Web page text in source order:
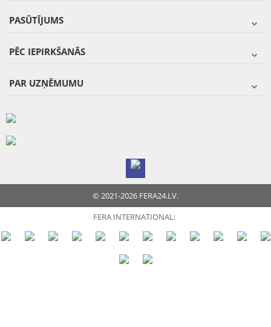
PASŪTĪJUMS
PĒC IEPIRKŠANĀS
PAR UZŅĒMUMU
© 2021-2026 FERA24.LV.
FERA INTERNATIONAL: